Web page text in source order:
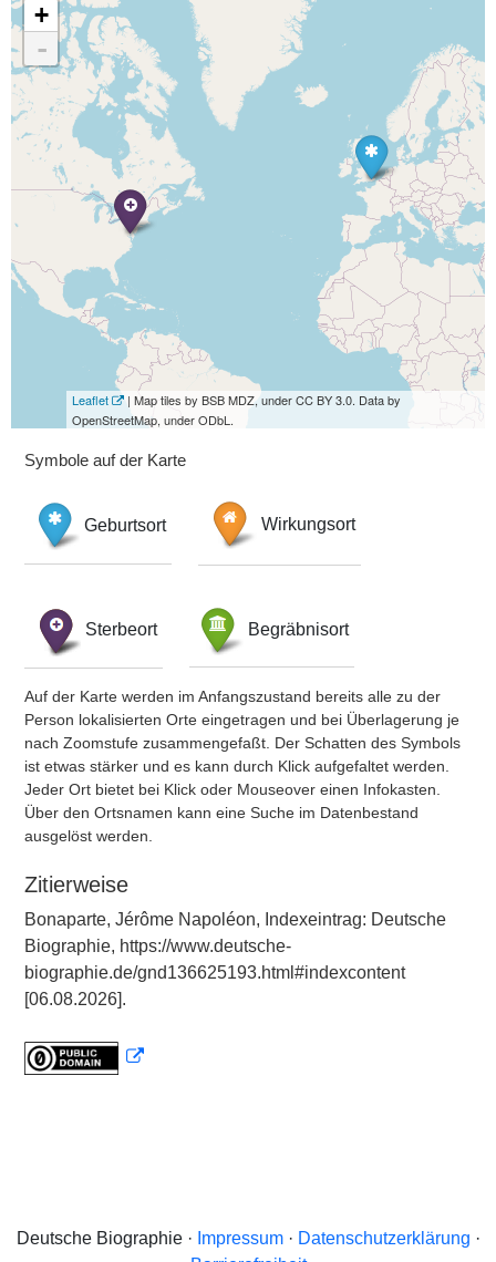
+
-
Leaflet
| Map tiles by BSB MDZ, under CC BY 3.0. Data by
OpenStreetMap, under ODbL.
Symbole auf der Karte
Geburtsort Wirkungsort
Sterbeort Begräbnisort
Auf der Karte werden im Anfangszustand bereits alle zu der
Person lokalisierten Orte eingetragen und bei Überlagerung je
nach Zoomstufe zusammengefaßt. Der Schatten des Symbols
ist etwas stärker und es kann durch Klick aufgefaltet werden.
Jeder Ort bietet bei Klick oder Mouseover einen Infokasten.
Über den Ortsnamen kann eine Suche im Datenbestand
ausgelöst werden.
Zitierweise
Bonaparte, Jérôme Napoléon, Indexeintrag: Deutsche
Biographie, https://www.deutsche-
biographie.de/gnd136625193.html#indexcontent
[06.08.2026].
Deutsche Biographie · Impressum· Datenschutzerklärung ·